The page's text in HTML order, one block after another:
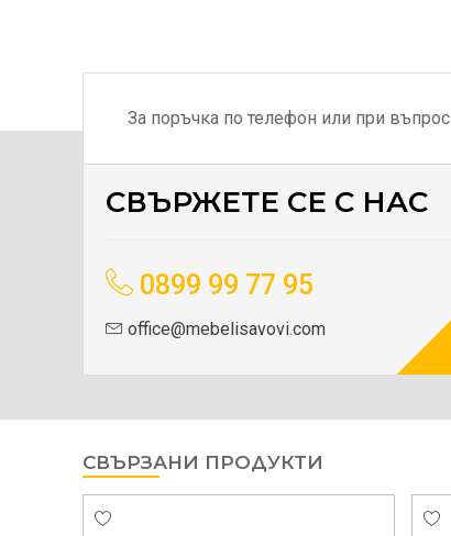
За поръчка по телефон или при въпрос
СВЪРЖЕТЕ СЕ С НАС
0899 99 77 95
office@mebelisavovi.com
СВЪРЗАНИ ПРОДУКТИ